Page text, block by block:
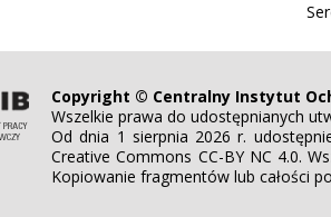
Copyright © Centralny Instytut
Wszelkie prawa do udostępnianych
Od dnia 1 sierpnia 2026 r.
Creative Commons CC-BY NC 4.0.
Kopiowanie fragmentów lub całości